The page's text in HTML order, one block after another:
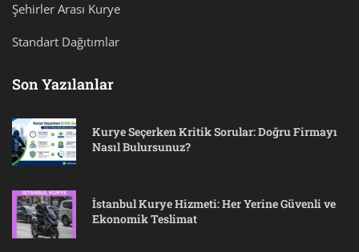
Şehirler Arası Kurye
Standart Dağıtımlar
Son Yazılanlar
Kurye Seçerken Kritik Sorular: Doğru Firmayı
Nasıl Bulursunuz?
İstanbul Kurye Hizmeti: Her Yerine Güvenli ve
Ekonomik Teslimat